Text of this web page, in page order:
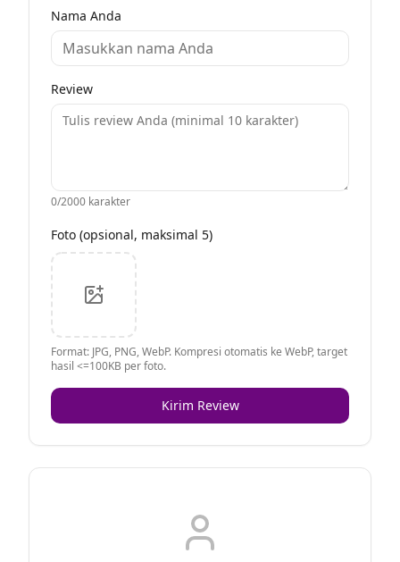
Nama Anda
Review
0/2000 karakter
Foto (opsional, maksimal 5)
Format: JPG, PNG, WebP. Kompresi otomatis ke WebP, target
hasil <=100KB per foto.
Kirim Review